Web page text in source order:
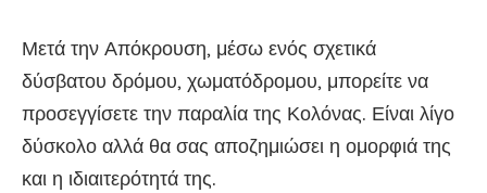
Μετά την Απόκρουση, μέσω ενός σχετικά
δύσβατου δρόμου, χωματόδρομου, μπορείτε να
προσεγγίσετε την παραλία της Κολόνας. Είναι λίγο
δύσκολο αλλά θα σας αποζημιώσει η ομορφιά της
και η ιδιαιτερότητά της.